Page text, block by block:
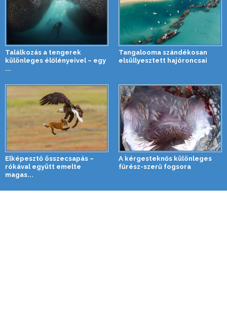
Találkozás a tengerek
különleges élőlényeivel – egy
...
Tangalooma szándékosan
elsüllyesztett hajóroncsai
Elképesztő összecsapás –
rókával együtt emelte
magas...
A kérgesteknős különleges
fűrész-szerű fogsora